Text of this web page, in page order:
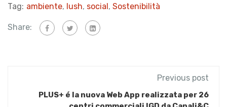
Tag: ambiente, lush, social , Sostenibilità
Share:
Previous post
PLUS+ é la nuova Web App realizzata per 26